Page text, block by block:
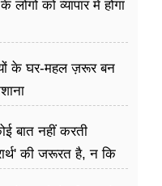
को व्यापार में होगा
के घर-महल ज़रूर बन
बात नहीं करती
की जरूरत है, न कि